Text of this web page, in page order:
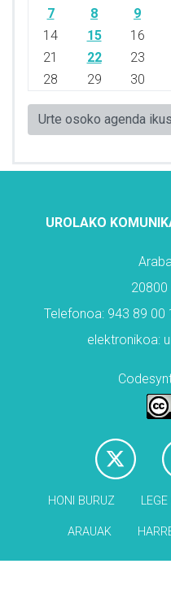
7
8 9
14
15 16
21
22 23
28
29 30
Urte osoko agenda
UROLAKO
20800
Telefonoa: 943 89 00
elektronikoa:
HONI BURUZ
ARAUAK